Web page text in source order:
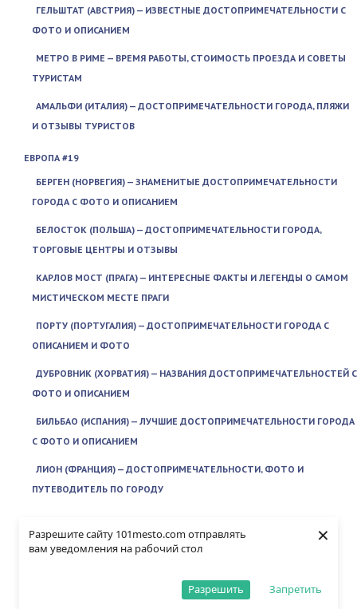
Разрешите сайту 101mesto.com отправлять
вам уведомления на рабочий стол
Запретить
Разрешить
×
ГЕЛЬШТАТ (АВСТРИЯ) — ИЗВЕСТНЫЕ ДОСТОПРИМЕЧАТЕЛЬНОСТИ С
ФОТО И ОПИСАНИЕМ
МЕТРО В РИМЕ — ВРЕМЯ РАБОТЫ, СТОИМОСТЬ ПРОЕЗДА И СОВЕТЫ
ТУРИСТАМ
АМАЛЬФИ (ИТАЛИЯ) — ДОСТОПРИМЕЧАТЕЛЬНОСТИ ГОРОДА, ПЛЯЖИ
И ОТЗЫВЫ ТУРИСТОВ
ЕВРОПА #19
БЕРГЕН (НОРВЕГИЯ) — ЗНАМЕНИТЫЕ ДОСТОПРИМЕЧАТЕЛЬНОСТИ
ГОРОДА С ФОТО И ОПИСАНИЕМ
БЕЛОСТОК (ПОЛЬША) — ДОСТОПРИМЕЧАТЕЛЬНОСТИ ГОРОДА,
ТОРГОВЫЕ ЦЕНТРЫ И ОТЗЫВЫ
КАРЛОВ МОСТ (ПРАГА) — ИНТЕРЕСНЫЕ ФАКТЫ И ЛЕГЕНДЫ О САМОМ
МИСТИЧЕСКОМ МЕСТЕ ПРАГИ
ПОРТУ (ПОРТУГАЛИЯ) — ДОСТОПРИМЕЧАТЕЛЬНОСТИ ГОРОДА С
ОПИСАНИЕМ И ФОТО
ДУБРОВНИК (ХОРВАТИЯ) — НАЗВАНИЯ ДОСТОПРИМЕЧАТЕЛЬНОСТЕЙ С
ФОТО И ОПИСАНИЕМ
БИЛЬБАО (ИСПАНИЯ) — ЛУЧШИЕ ДОСТОПРИМЕЧАТЕЛЬНОСТИ ГОРОДА
С ФОТО И ОПИСАНИЕМ
ЛИОН (ФРАНЦИЯ) — ДОСТОПРИМЕЧАТЕЛЬНОСТИ, ФОТО И
ПУТЕВОДИТЕЛЬ ПО ГОРОДУ
ШТУТГАРТ (ГЕРМАНИЯ) — ГЛАВНЫЕ ДОСТОПРИМЕЧАТЕЛЬНОСТИ
ЭССЕН (ГЕРМАНИЯ) — ИСТОРИЯ ГОРОДА И ОБЗОР ГЛАВНЫХ